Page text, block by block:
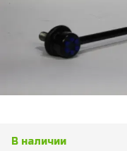
В наличии